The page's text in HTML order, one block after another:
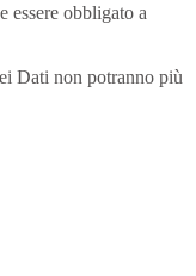
essere obbligato a
Dati non potranno più